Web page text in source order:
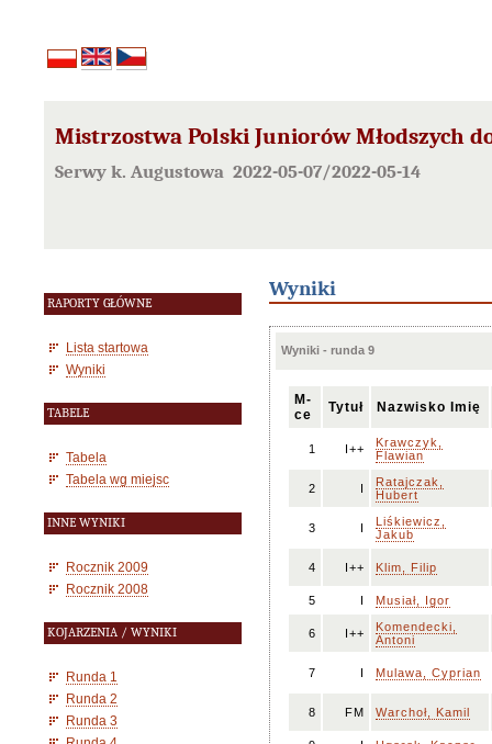
Mistrzostwa Polski Juniorów Młodszych
Serwy k. Augustowa 2022-05-07/2022-05-14
RAPORTY GŁÓWNE
Lista startowa
Wyniki
TABELE
Tabela
Tabela wg miejsc
INNE WYNIKI
Rocznik 2009
Rocznik 2008
KOJARZENIA / WYNIKI
Runda 1
Runda 2
Runda 3
Wyniki
Wyniki - runda 9
M-
ce
Tytuł Nazwisko Imię
1 I++
Krawczyk,
Flawian
2 I
Ratajczak,
Hubert
3 I
Liśkiewicz,
Jakub
4 I++ Klim, Filip
5 I Musiał, Igor
6 I++
Komendecki,
Antoni
7 I Mulawa, Cyprian
8 FM Warchoł, Kamil